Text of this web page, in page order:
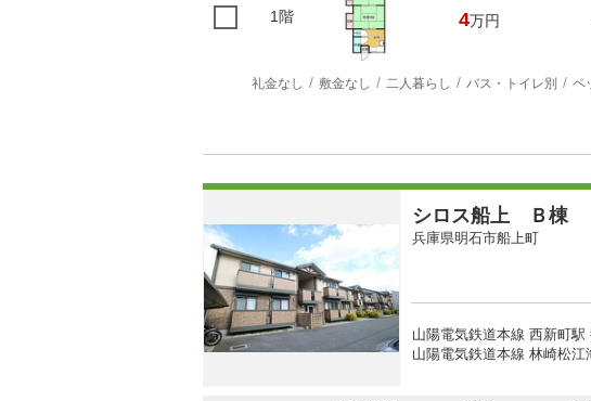
1階 4万円
礼金なし 敷金なし 二人暮らし バス・トイレ別 ペ
シロス船上 Ｂ棟
兵庫県明石市船上町
山陽電気鉄道本線 西新町駅
山陽電気鉄道本線 林崎松江